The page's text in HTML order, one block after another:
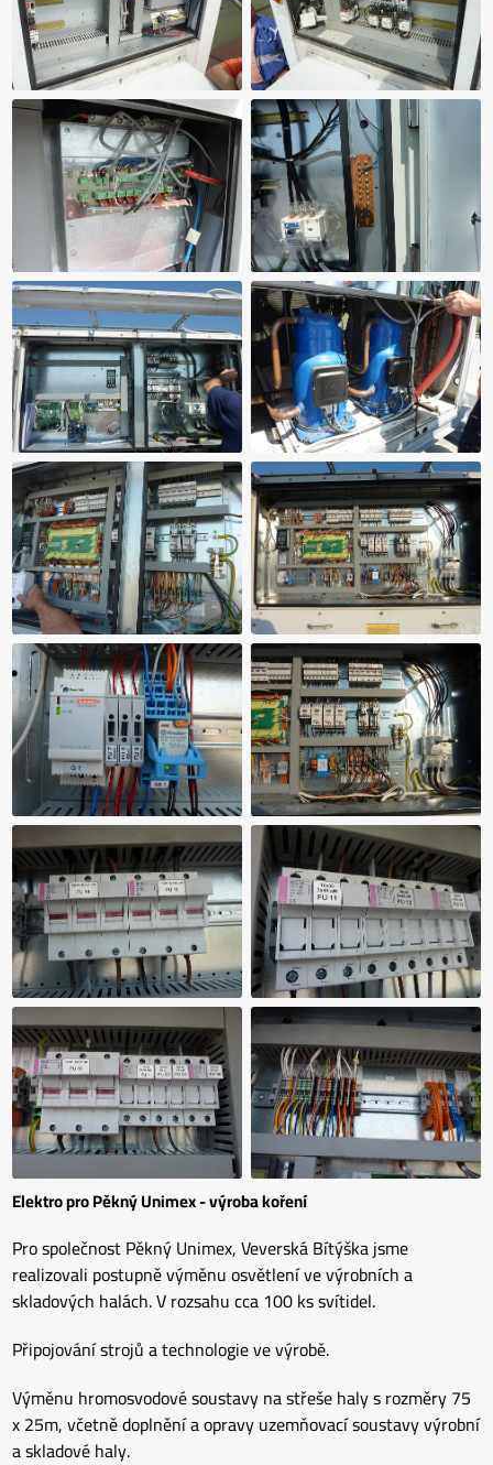
Elektro pro Pěkný Unimex - výroba koření
Pro společnost Pěkný Unimex, Veverská Bítýška jsme
realizovali postupně výměnu osvětlení ve výrobních a
skladových halách. V rozsahu cca 100 ks svítidel.
Připojování strojů a technologie ve výrobě.
Výměnu hromosvodové soustavy na střeše haly s rozměry 75
x 25m, včetně doplnění a opravy uzemňovací soustavy výrobní
a skladové haly.